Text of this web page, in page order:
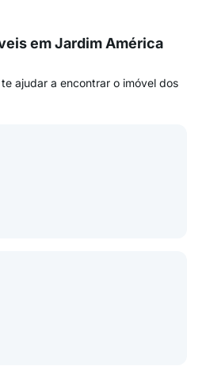
em Jardim América
ajudar a encontrar o imóvel dos